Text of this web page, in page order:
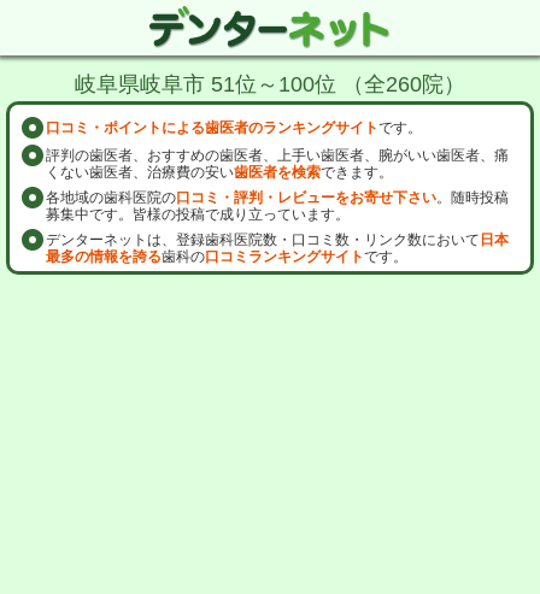
岐阜県岐阜市 51位～100位 （全260院）
口コミ・ポイントによる歯医者のランキングサイトです。
評判の歯医者、おすすめの歯医者、上手い歯医者、腕がいい歯医者、痛
くない歯医者、治療費の安い歯医者を検索できます。
各地域の歯科医院の口コミ・評判・レビューをお寄せ下さい。随時投稿
募集中です。皆様の投稿で成り立っています。
デンターネットは、登録歯科医院数・口コミ数・リンク数において 日本
最多の情報を誇る歯科の口コミランキングサイトです。